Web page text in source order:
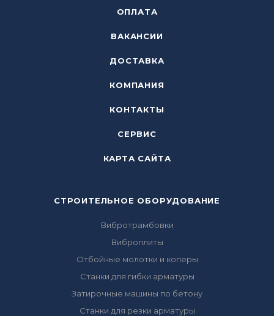
ОПЛАТА
ВАКАНСИИ
ДОСТАВКА
КОМПАНИЯ
КОНТАКТЫ
СЕРВИС
КАРТА САЙТА
СТРОИТЕЛЬНОЕ ОБОРУДОВАНИЕ
Вибротрамбовки
Виброплиты
Отбойные молотки и коперы
Станки для гибки арматуры
Затирочные машины по бетону
Станки для резки арматуры